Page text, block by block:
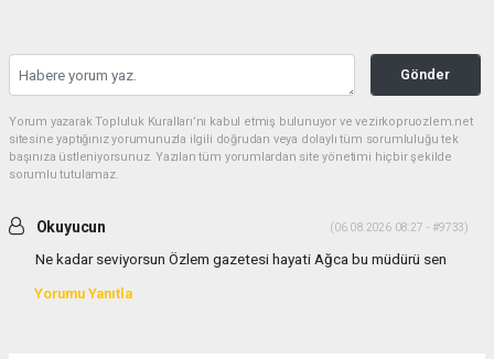
Gönder
Yorum yazarak Topluluk Kuralları’nı kabul etmiş bulunuyor ve vezirkopruozlem.net
sitesine yaptığınız yorumunuzla ilgili doğrudan veya dolaylı tüm sorumluluğu tek
başınıza üstleniyorsunuz. Yazılan tüm yorumlardan site yönetimi hiçbir şekilde
sorumlu tutulamaz.
Okuyucun (06.08.2026 08:27 - #9733)
Ne kadar seviyorsun Özlem gazetesi hayati Ağca bu müdürü sen
Yorumu Yanıtla